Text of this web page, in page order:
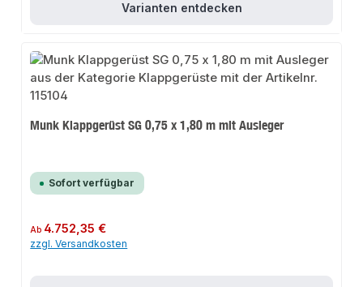
Varianten entdecken
Munk Klappgerüst SG 0,75 x 1,80 m mit Ausleger
Sofort verfügbar
Regulärer Preis:
Ab 4.752,35 €
zzgl. Versandkosten